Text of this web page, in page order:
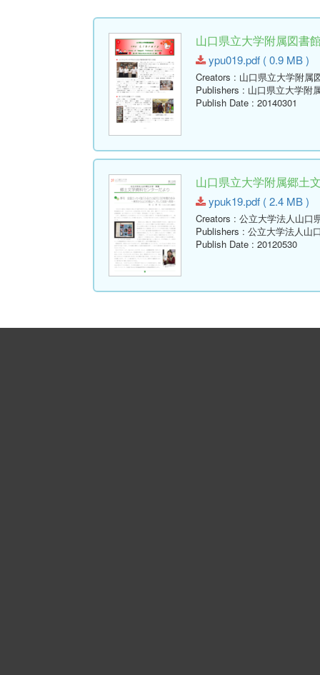
山口県立大学附属図書
ypu019.pdf ( 0.9 MB )
Creators : 山口県立大学附属
Publishers : 山口県立大学附
Publish Date : 20140301
山口県立大学附属郷土
ypuk19.pdf ( 2.4 MB )
Creators : 公立大学法人山口
Publishers : 公立大学法人山
Publish Date : 20120530